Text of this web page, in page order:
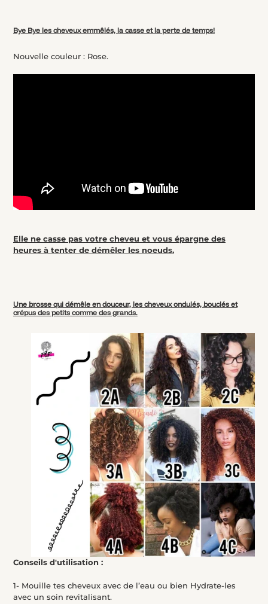
à
panier
Bye Bye les cheveux emmêlés, la casse et la perte de temps!
Nouvelle couleur : Rose.
Elle ne casse pas votre cheveu et vous épargne des
heures à tenter de démêler les noeuds.
Une brosse qui démêle en douceur, les cheveux ondulés, bouclés et
crépus des petits comme des grands.
Conseils d'utilisation :
1- Mouille tes cheveux avec de l’eau ou bien Hydrate-les
avec un soin revitalisant.